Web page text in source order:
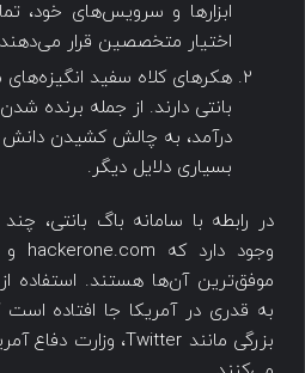
ابزارها و سرویس‌های خود،
اختیار متخصصین قرار می‌دهند
هکرهای کلاه سفید
بانتی دارند. از جمله برنده
درآمد، به چالش کشیدن
بسیاری دلایل دیگر.
در رابطه با سامانه باگ بانتی،
به قدری در آمریکا جا افتاده